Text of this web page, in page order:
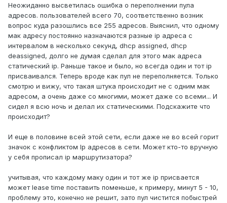
Неожиданно высветилась ошибка о переполнении пула
адресов. пользователей всего 70, соответственно возник
вопрос куда разошлись все 255 адресов. Выяснил, что одному
мак адресу постоянно назначаются разные ip адреса с
интервалом в несколько секунд, dhcp assigned, dhcp
deassigned, долго не думая сделал для этого мак адреса
статический ip. Раньше такое и было, но всегда один и тот ip
присваивался. Теперь вроде как пул не переполняется. Только
смотрю и вижу, что такая штука происходит не с одним мак
адресом, а очень даже со многими, может даже со всеми... И
сидел я всю ночь и делал их статическими. Подскажите что
происходит?
И еще в половине всей этой сети, если даже не во всей горит
значок с конфликтом Ip адресов в сети. Может кто-то вручную
у себя прописал ip маршрутизатора?
учитывая, что каждому маку один и тот же ip присвается
может lease time поставить поменьше, к примеру, минут 5 - 10,
проблему это, конечно не решит, зато пул чистится побыстрей